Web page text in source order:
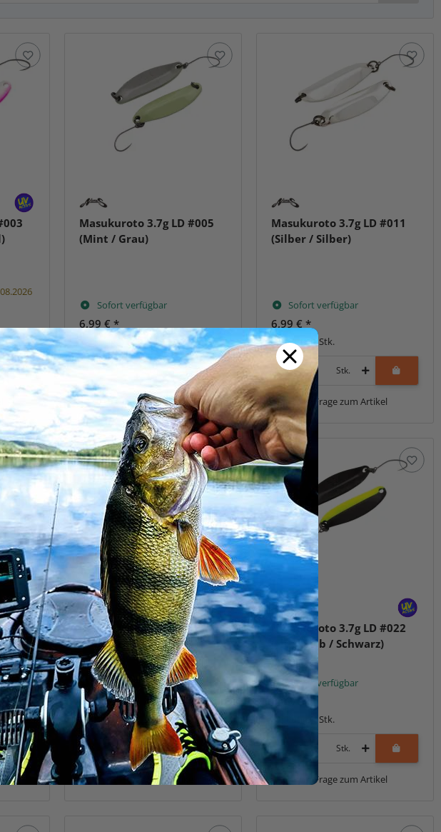
Masukuroto 3.7g LD #005
(Mint / Grau)
Sofort verfügbar
6,99 €*
Packung: 1 Stk.
Stk.
Frage zum Artikel
Masukuroto 3.7g LD #011
(Silber / Silber)
Sofort verfügbar
6,99 €*
Packung: 1 Stk.
Stk.
Frage zum Artikel
Masukuroto 3.7g LD #020
(Gun Metal)
Sofort verfügbar
6,99 €*
Packung: 1 Stk.
Stk.
Frage zum Artikel
Masukuroto 3.7g LD #022
(Fluo-Gelb / Schwarz)
Sofort verfügbar
6,99 €*
Packung: 1 Stk.
Stk.
Frage zum Artikel